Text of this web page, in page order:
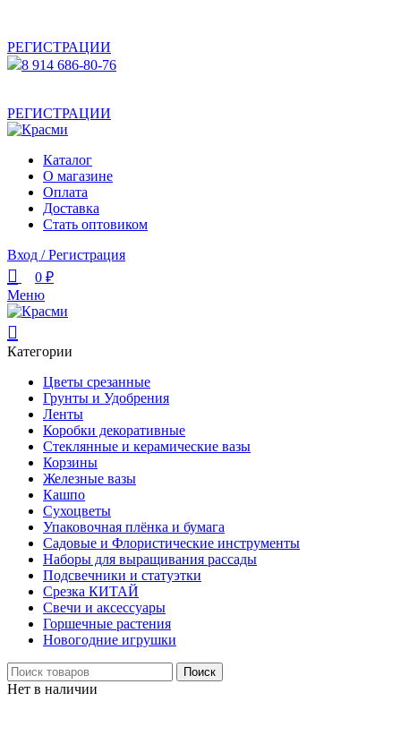
РЕГИСТРАЦИИ
8 914 686-80-76
РЕГИСТРАЦИИ
Каталог
О магазине
Оплата
Доставка
Стать оптовиком
Вход / Регистрация
0 ₽
Меню
Категории
Цветы срезанные
Грунты и Удобрения
Ленты
Коробки декоративные
Стеклянные и керамические вазы
Корзины
Железные вазы
Кашпо
Сухоцветы
Упаковочная плёнка и бумага
Садовые и Флористические инструменты
Наборы для выращивания рассады
Подсвечники и статуэтки
Срезка КИТАЙ
Свечи и аксессуары
Горшечные растения
Новогодние игрушки
Поиск
Нет в наличии